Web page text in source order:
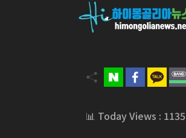
📊 Today Views : 1135